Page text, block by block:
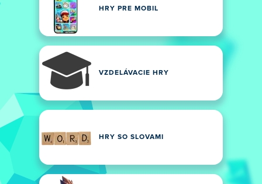
HRY PRE MOBIL
VZDELÁVACIE HRY
HRY SO SLOVAMI